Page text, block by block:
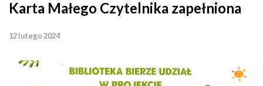
Karta Małego Czytelnika zapełniona
12 lutego 2024